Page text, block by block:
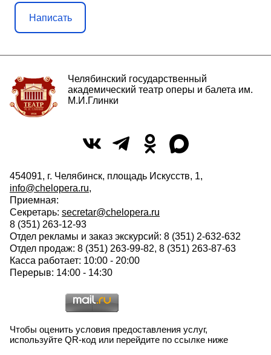
Написать
Челябинский государственный
академический театр оперы и балета им.
М.И.Глинки
454091, г. Челябинск, площадь Искусств, 1,
info@chelopera.ru,
Приемная:
Секретарь: secretar@chelopera.ru
8 (351) 263-12-93
Отдел рекламы и заказ экскурсий: 8 (351) 2-632-632
Отдел продаж: 8 (351) 263-99-82, 8 (351) 263-87-63
Касса работает: 10:00 - 20:00
Перерыв: 14:00 - 14:30
Чтобы оценить условия предоставления услуг,
используйте QR-код или перейдите по ссылке ниже